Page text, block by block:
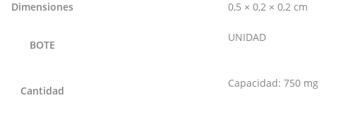
Dimensiones 0,5 × 0,2 × 0,2 cm
BOTE
UNIDAD
Cantidad
Capacidad: 750 mg